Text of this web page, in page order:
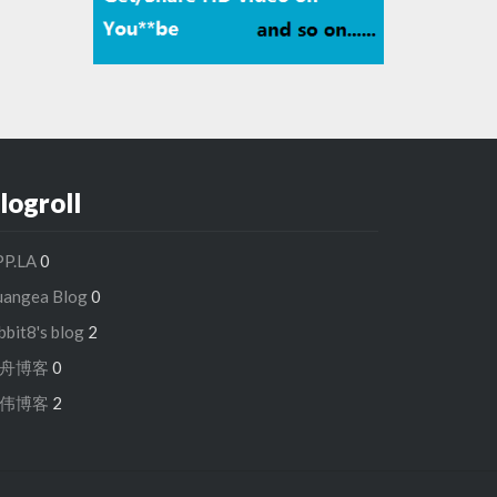
0
Blog0
blog 2
博客 0
博客 2